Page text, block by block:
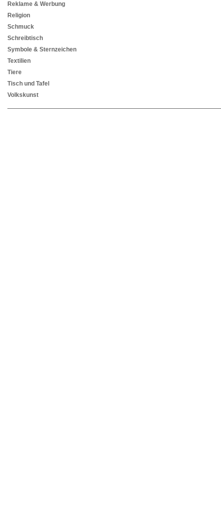
Reklame & Werbung
Religion
Schmuck
Schreibtisch
Symbole & Sternzeichen
Textilien
Tiere
Tisch und Tafel
Volkskunst